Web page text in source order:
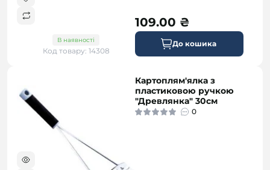
В наявності
Код товару: 14308
109.00 ₴
До кошика
Картоплям'ялка з
пластиковою ручкою
"Древлянка" 30см
0